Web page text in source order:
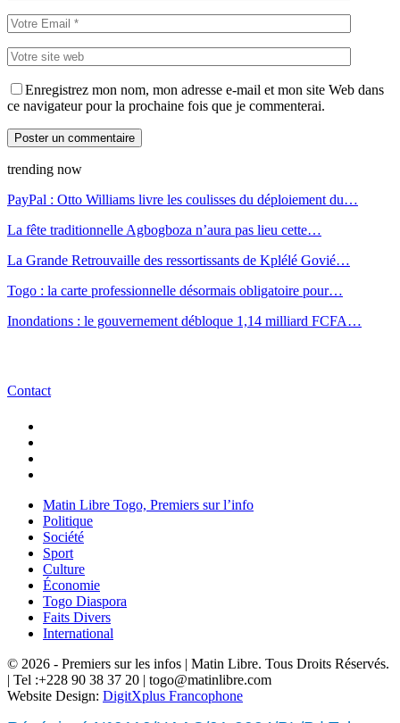
Enregistrez mon nom, mon adresse e-mail et mon site Web dans
ce navigateur pour la prochaine fois que je commenterai.
trending now
PayPal : Otto Williams livre les coulisses du déploiement du…
La fête traditionnelle Agbogboza n’aura pas lieu cette…
La Grande Retrouvaille des ressortissants de Kplélé Govié…
Togo : la carte professionnelle désormais obligatoire pour…
Inondations : le gouvernement débloque 1,14 milliard FCFA…
Contact
Matin Libre Togo, Premiers sur l’info
Politique
Société
Sport
Culture
Économie
Togo Diaspora
Faits Divers
International
© 2026 - Premiers sur les infos | Matin Libre. Tous Droits Réservés.
| Tel :+228 90 38 37 20 | togo@matinlibre.com
Website Design: DigitXplus Francophone